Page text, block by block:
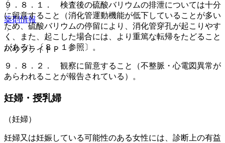
薬剤情報
バリブライトＰ
９．８．１． 検査後の硫酸バリウムの排泄については十分
に留意すること（消化管運動機能が低下していることが多い
ため、硫酸バリウムの停留により、消化管穿孔が起こりやす
く、また、起こした場合には、より重篤な転帰をたどること
がある）〔８．１参照〕。
９．８．２． 観察に留意すること（不整脈・心電図異常が
あらわれることが報告されている）。
妊婦・授乳婦
（妊婦）
妊婦又は妊娠している可能性のある女性には、診断上の有益